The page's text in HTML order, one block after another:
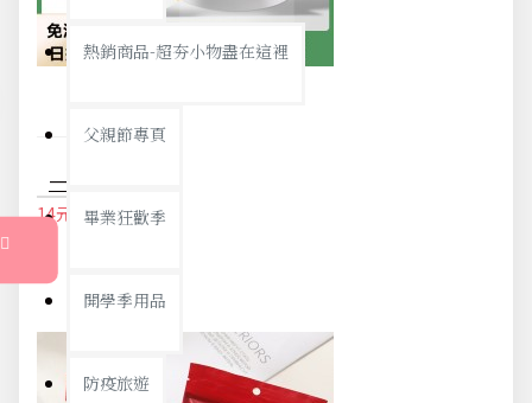
熱銷商品-超夯小物盡在這裡
父親節專頁
畢業狂歡季
開學季用品
防疫旅遊
14元 15元